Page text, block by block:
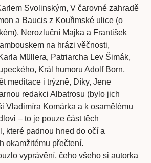
Svolinským, V čarovné zahradě
a Baucis z Kouřimské ulice (o
Nerozluční Majka a František
na hrázi věčnosti,
Müllera, Patriarcha Lev Šimák,
Král humoru Adolf Born,
meditace i trýzně, Díky, Jene
redakci Albatrosu (bylo jich
Vladimíra Komárka a k osamělému
– to je pouze část těch
které padnou hned do očí a
okamžitému přečtení.
vyprávění, čeho všeho si autorka